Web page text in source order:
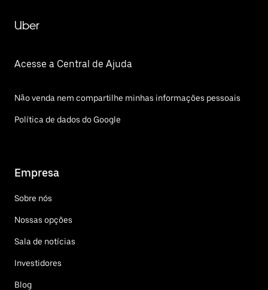
Uber
Acesse a Central de Ajuda
Não venda nem compartilhe minhas informações pessoais
Política de dados do Google
Empresa
Sobre nós
Nossas opções
Sala de notícias
Investidores
Blog